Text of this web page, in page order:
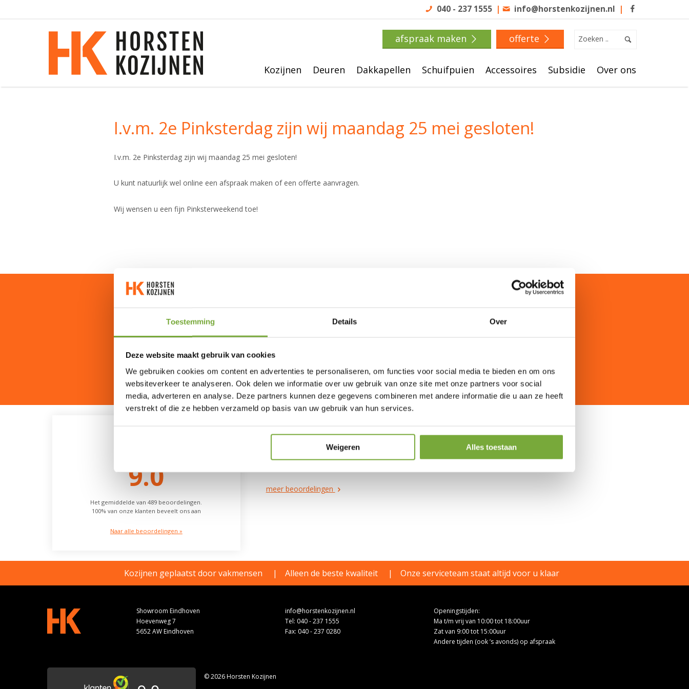
Toestemming Details Over
Deze website maakt gebruik van cookies
We gebruiken cookies om content en advertenties te personaliseren, om functies voor social media te bieden en om ons
websiteverkeer te analyseren. Ook delen we informatie over uw gebruik van onze site met onze partners voor social
media, adverteren en analyse. Deze partners kunnen deze gegevens combineren met andere informatie die u aan ze heeft
verstrekt of die ze hebben verzameld op basis van uw gebruik van hun services.
Weigeren Alles toestaan
040 - 237 1555 | info@horstenkozijnen.nl |
offerte
afspraak maken
Kozijnen Deuren Dakkapellen Schuifpuien Accessoires Subsidie Over ons
I.v.m. 2e Pinksterdag zijn wij maandag 25 mei gesloten!
I.v.m. 2e Pinksterdag zijn wij maandag 25 mei gesloten!
U kunt natuurlijk wel online een afspraak maken of een offerte aanvragen.
Wij wensen u een fijn Pinksterweekend toe!
Benieuwd naar de mogelijkheden of advies nodig?
040 - 237 1555 info@horstenkozijnen.nl
afspraak maken offerte aanvragen
9.0
Het gemiddelde van 489 beoordelingen.
100% van onze klanten beveelt ons aan
Naar alle beoordelingen »
"Vakkundig vriendelijke mannen "
meer beoordelingen
Kozijnen geplaatst door vakmensen Alleen de beste kwaliteit Onze serviceteam staat altijd voor u klaar
Showroom Eindhoven
Hoevenweg 7
5652 AW Eindhoven
info@horstenkozijnen.nl
Tel: 040 - 237 1555
Fax: 040 - 237 0280
Openingstijden:
Ma t/m vrij van 10:00 tot 18:00uur
Zat van 9:00 tot 15:00uur
Andere tijden (ook ’s avonds) op afspraak
© 2026 Horsten Kozijnen